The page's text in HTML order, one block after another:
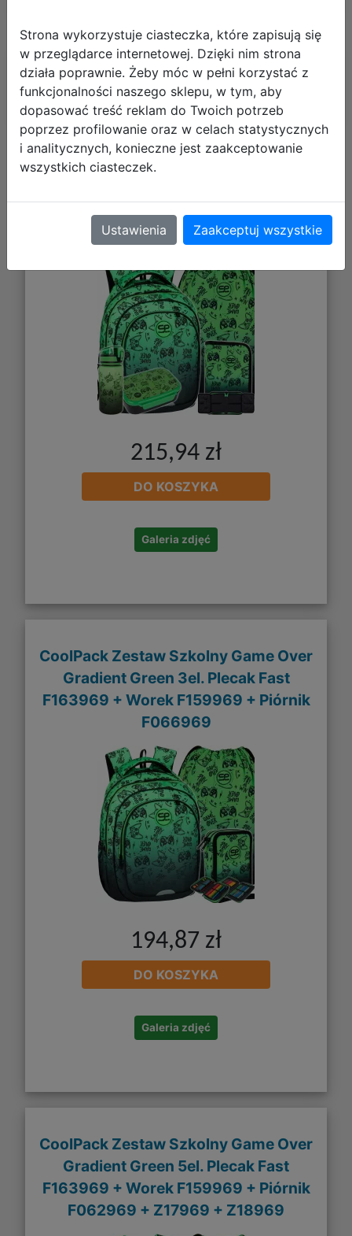
Polecane
CoolPack Zestaw Szkolny Game Over
F163969 + Worek F159969 + Piórnik
F076969 + Z17969 + Z18969
215,94 zł
DO KOSZYKA
Galeria zdjęć
CoolPack Zestaw Szkolny Game Over
Gradient Green 3el. Plecak Fast
F163969 + Worek F159969 + Piórnik
F066969
194,87 zł
DO KOSZYKA
Galeria zdjęć
CoolPack Zestaw Szkolny Game Over
Gradient Green 5el. Plecak Fast
F163969 + Worek F159969 + Piórnik
F062969 + Z17969 + Z18969
Strona wykorzystuje ciasteczka, które zapisują się
w przeglądarce internetowej. Dzięki nim strona
działa poprawnie. Żeby móc w pełni korzystać z
funkcjonalności naszego sklepu, w tym, aby
dopasować treść reklam do Twoich potrzeb
poprzez profilowanie oraz w celach statystycznych
i analitycznych, konieczne jest zaakceptowanie
wszystkich ciasteczek.
Ustawienia Zaakceptuj wszystkie